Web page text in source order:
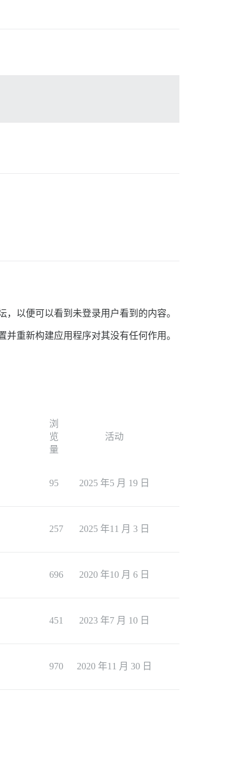
以便可以看到未登录用户看到的内容。
重新构建应用程序对其没有任何作用。
浏
览
量
活动
95 2025 年5 月 19 日
257 2025 年11 月 3 日
696 2020 年10 月 6 日
451 2023 年7 月 10 日
970 2020 年11 月 30 日